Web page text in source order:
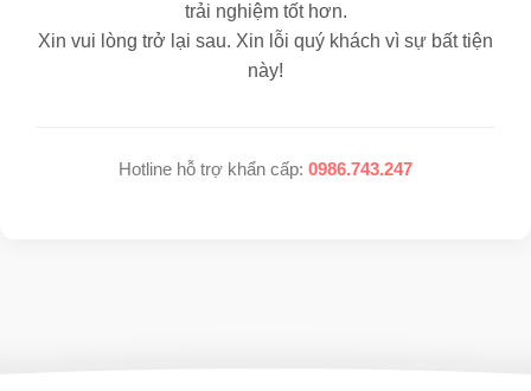
trải nghiệm tốt hơn.
Xin vui lòng trở lại sau. Xin lỗi quý khách vì sự bất tiện
này!
Hotline hỗ trợ khẩn cấp: 0986.743.247